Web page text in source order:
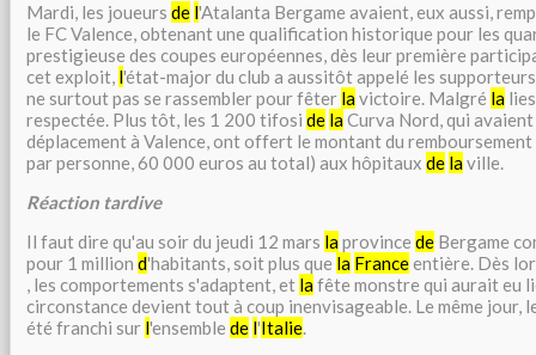
Mardi, les joueurs de l'Atalanta Bergame avaient, eux aussi,
le FC Valence, obtenant une qualification historique pour les
prestigieuse des coupes européennes, dès leur première
cet exploit, l'état-major du club a aussitôt appelé les
ne surtout pas se rassembler pour fêter lavictoire. Malgré la
respectée. Plus tôt, les 1 200 tifosi de laCurva Nord, qui
déplacement à Valence, ont offert le montant du remboursement
par personne, 60 000 euros au total) aux hôpitaux de laville.
Réaction tardive
Il faut dire qu'au soir du jeudi 12 mars laprovince de Bergame
pour 1 million d'habitants, soit plus que la Franceentière. Dès
, les comportements s'adaptent, et lafête monstre qui aurait eu
circonstance devient tout à coup inenvisageable. Le même jour,
été franchi sur l'ensemble de l'Italie.